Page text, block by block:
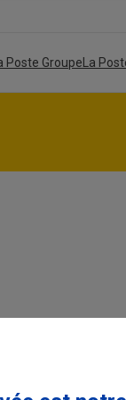
des
filtrespour
pour
vous
Poste Groupe La